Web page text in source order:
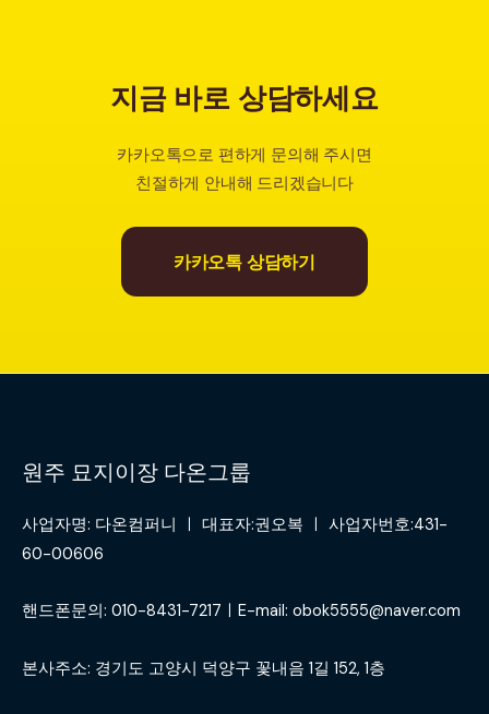
지금 바로 상담하세요
카카오톡으로 편하게 문의해 주시면
친절하게 안내해 드리겠습니다
카카오톡 상담하기
원주 묘지이장 다온그룹
사업자명: 다온컴퍼니 ㅣ 대표자:권오복 ㅣ 사업자번호:431-
60-00606
핸드폰문의: 010-8431-7217ㅣE-mail: obok5555@naver.com
본사주소: 경기도 고양시 덕양구 꽃내음 1길 152, 1층